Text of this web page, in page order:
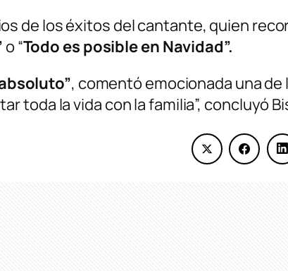
de los éxitos del cantante, quien
o “Todo es posible en Navidad”.
, comentó emocionada una
toda la vida con la familia”, concluyó